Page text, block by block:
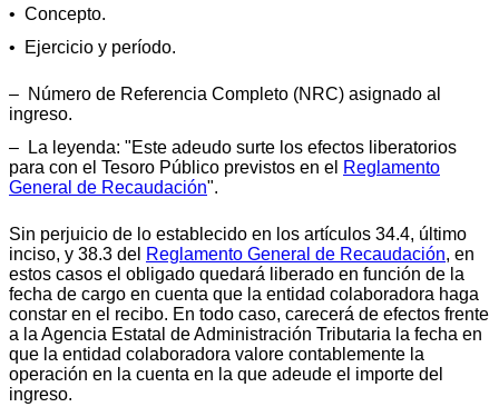
• Concepto.
• Ejercicio y período.
‒ Número de Referencia Completo (NRC) asignado al
ingreso.
‒ La leyenda: "Este adeudo surte los efectos liberatorios
para con el Tesoro Público previstos en el Reglamento
General de Recaudación".
Sin perjuicio de lo establecido en los artículos 34.4, último
inciso, y 38.3 del Reglamento General de Recaudación, en
estos casos el obligado quedará liberado en función de la
fecha de cargo en cuenta que la entidad colaboradora haga
constar en el recibo. En todo caso, carecerá de efectos frente
a la Agencia Estatal de Administración Tributaria la fecha en
que la entidad colaboradora valore contablemente la
operación en la cuenta en la que adeude el importe del
ingreso.